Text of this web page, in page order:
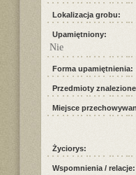
Lokalizacja grobu:
Upamiętniony:
Nie
Forma upamiętnienia:
Przedmioty
Miejsce
Życiorys:
Wspomnienia / relacje: